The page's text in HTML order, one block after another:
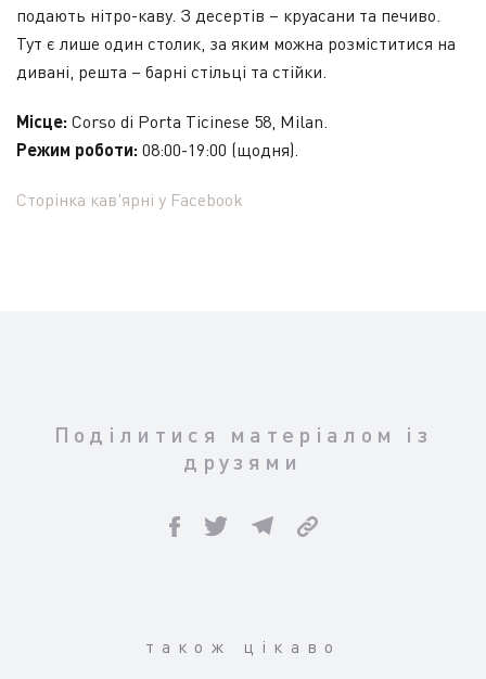
подають нітро-каву. З десертів – круасани та печиво.
Тут є лише один столик, за яким можна розміститися на
дивані, решта – барні стільці та стійки.
Місце: Corso di Porta Ticinese 58, Milan.
Режим роботи: 08:00-19:00 (щодня).
Сторінка кав'ярні у Facebook
Поділитися матеріалом із
друзями
також цікаво